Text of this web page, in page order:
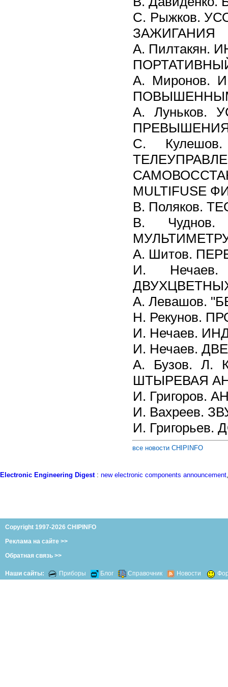
С. Рыжков.
ЗАЖИГАНИЯ
А. Пилтакян.
А. Миронов.
А. Луньков.
С.
MULTIFUSE
В. Поляков.
В.
А. Шитов.
И.
А. Левашов.
Н. Рекунов.
И. Нечаев.
И. Нечаев.
А. Бузов. Л.
ШТЫРЕВАЯ
И. Григоров.
И. Вахреев.
И.
все новости CHIPINFO
Electronic Engineering Digest: new electronic components announcement
Copyright 1997-2026 CHIPINFO
Реклама на сайте >>
Обратная связь >>
Наши сайты: Приборы Блог Справочник Новости